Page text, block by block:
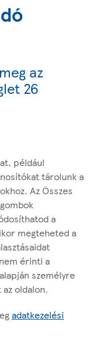
az
26
egész
például
tárolunk a
Az Összes
a
megteheted a
érinti a
személyre
oldalon.
adatkezelési